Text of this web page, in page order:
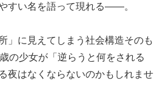
すい名を語って現れる――。
」に見えてしまう社会構造そのも
の少女が「逆らうと何をされる
夜はなくならないのかもしれませ